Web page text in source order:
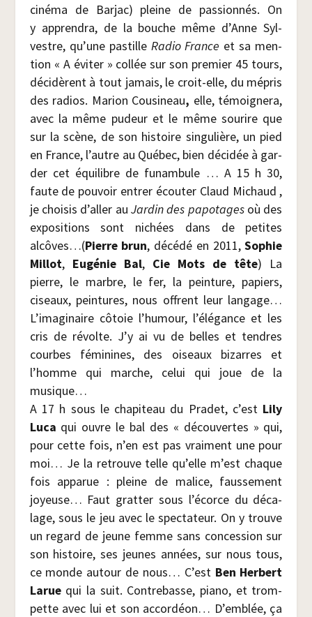
ciné­ma de Bar­jac) pleine de pas­sion­nés. On
y appren­dra, de la bouche même d’Anne Syl­
vestre, qu’une pas­tille Radio France et sa men­
tion « A évi­ter » col­lée sur son pre­mier 45 tours,
déci­dèrent à tout jamais, le croit-elle, du mépris
des radios. Marion Cou­si­neau, elle, témoi­gne­ra,
avec la même pudeur et le même sou­rire que
sur la scène, de son his­toire sin­gu­lière, un pied
en France, l’autre au Qué­bec, bien déci­dée à gar­
der cet équi­libre de funam­bule … A 15 h 30,
faute de pou­voir entrer écou­ter Claud Michaud ,
je choi­sis d’al­ler au Jar­din des papo­tagesoù des
expo­si­tions sont nichées dans de petites
alcôves…(Pierre brun, décé­dé en 2011,Sophie
Mil­lot, Eugé­nie Bal, Cie Mots de tête) La
pierre, le marbre, le fer, la pein­ture, papiers,
ciseaux, pein­tures, nous offrent leur lan­gage…
L’i­ma­gi­naire côtoie l’hu­mour, l’é­lé­gance et les
cris de révolte. J’y ai vu de belles et tendres
courbes fémi­nines, des oiseaux bizarres et
l’homme qui marche, celui qui joue de la
musique…
A 17 h sous le cha­pi­teau du Pra­det, c’est Lily
Luca qui ouvre le bal des « décou­vertes » qui,
pour cette fois, n’en est pas vrai­ment une pour
moi… Je la retrouve telle qu’elle m’est chaque
fois appa­rue : pleine de malice, faus­se­ment
joyeuse… Faut grat­ter sous l’é­corce du déca­
lage, sous le jeu avec le spec­ta­teur. On y trouve
un regard de jeune femme sans conces­sion sur
son his­toire, ses jeunes années, sur nous tous,
ce monde autour de nous… C’est Ben Her­bert
Larue qui la suit. Contre­basse, pia­no, et trom­
pette avec lui et son accor­déon… D’emblée, ça